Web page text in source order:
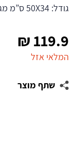
119.9
₪
המלאי אזל
שתף מוצר
גודל: 50X34 ס”מ מגיע עם מקל הפניאטה מגיעה ריקה